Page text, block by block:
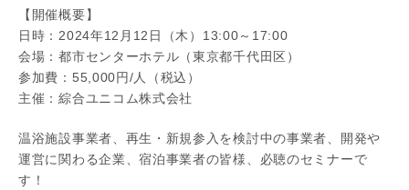
【開催概要】
日時：2024年12月12日（木）13:00～17:00
会場：都市センターホテル（東京都千代田区）
参加費：55,000円/人（税込）
主催：綜合ユニコム株式会社
温浴施設事業者、再生・新規参入を検討中の事業者、開発や
運営に関わる企業、宿泊事業者の皆様、必聴のセミナーで
す！